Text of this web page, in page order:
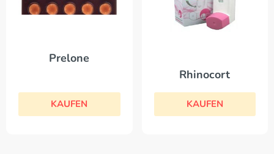
Prelone
KAUFEN
Rhinocort
KAUFEN